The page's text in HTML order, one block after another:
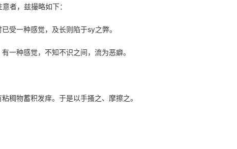
者，兹撮略如下：
受一种感觉，及长则陷于sy之弊。
一种感觉，不知不识之间，流为恶癖。
稠物蓄积发痒。于是以手搔之、摩擦之。